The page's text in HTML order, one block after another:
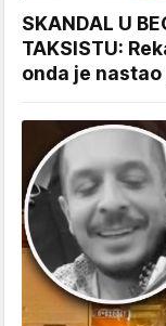
SKANDAL U
TAKSISTU:
onda je